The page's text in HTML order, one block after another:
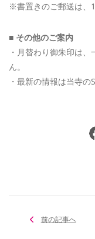
※書置きのご郵送は、
■ その他のご案内
・月替わり御朱印は
ん。
・最新の情報は当寺の
前の記事へ